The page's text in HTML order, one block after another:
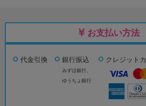
お支払い方法
代金引換 銀行振込
みずほ銀行、
ゆうちょ銀行
クレジット